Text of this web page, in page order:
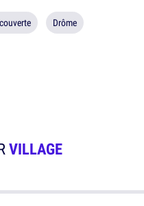
Drôme
VILLAGE